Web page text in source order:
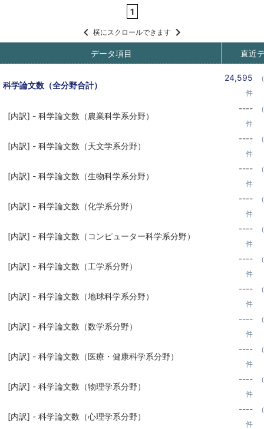
1
横にスクロールできます
データ項目 直近
科学論文数（全分野合計）
24,595
件
[内訳] - 科学論文数（農業科学系分野）
----
件
[内訳] - 科学論文数（天文学系分野）
----
件
[内訳] - 科学論文数（生物科学系分野）
----
件
[内訳] - 科学論文数（化学系分野）
----
件
[内訳] - 科学論文数（コンピューター科学系分野）
----
件
[内訳] - 科学論文数（工学系分野）
----
件
[内訳] - 科学論文数（地球科学系分野）
----
件
[内訳] - 科学論文数（数学系分野）
----
件
[内訳] - 科学論文数（医療・健康科学系分野）
----
件
[内訳] - 科学論文数（物理学系分野）
----
件
[内訳] - 科学論文数（心理学系分野）
----
件